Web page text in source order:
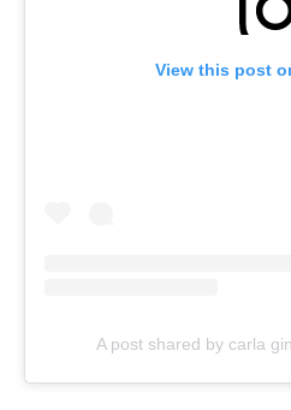
View this post
A post shared by carla